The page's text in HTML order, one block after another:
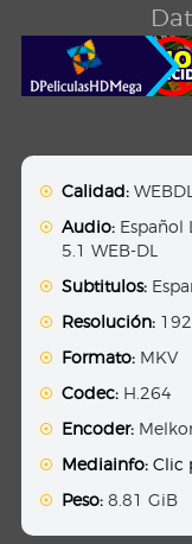
Calidad: WEBDL
Audio: Español
5.1 WEB-DL
Subtitulos:
Resolución:
Formato: MKV
Codec: H.264
Encoder:
Mediainfo: Clic
Peso: 8.81 GiB